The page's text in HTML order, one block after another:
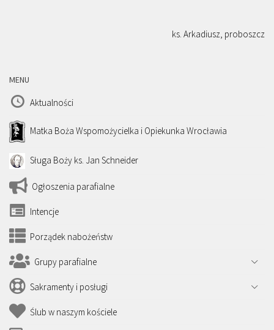
ks. Arkadiusz, proboszcz
MENU
Aktualności
Matka Boża Wspomożycielka i Opiekunka Wrocławia
Sługa Boży ks. Jan Schneider
Ogłoszenia parafialne
Intencje
Porządek nabożeństw
Grupy parafialne
Sakramenty i posługi
Ślub w naszym kościele